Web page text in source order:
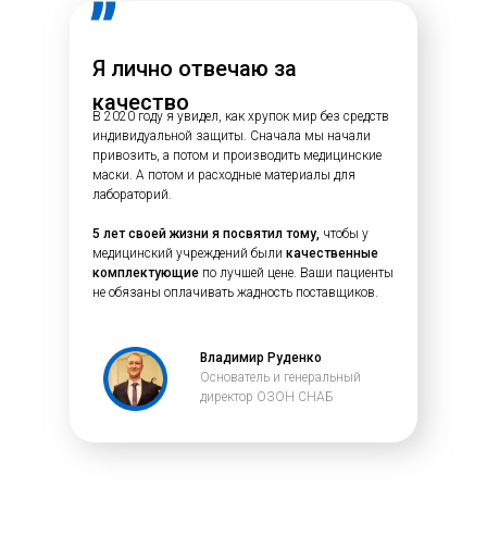
Я лично отвечаю за
качество
В 2020 году я увидел, как хрупок мир без средств
индивидуальной защиты. Сначала мы начали
привозить, а потом и производить медицинские
маски. А потом и расходные материалы для
лабораторий.
5 лет своей жизни я посвятил тому, чтобы у
медицинский учреждений были качественные
комплектующие по лучшей цене. Ваши пациенты
не обязаны оплачивать жадность поставщиков.
Владимир Руденко
Основатель и генеральный
директор ОЗОН СНАБ